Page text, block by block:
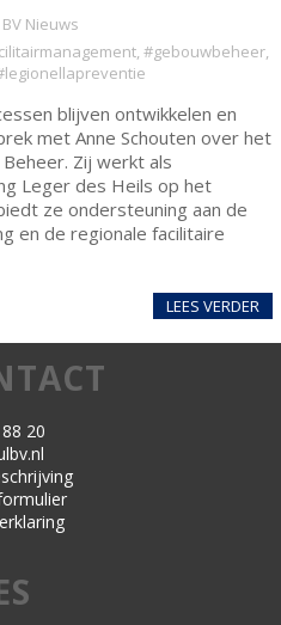
Nieuws
,#gebouwbeheer
blijven ontwikkelen en
met Anne Schouten over het
Zij werkt als
Leger des Heils op het
ze ondersteuning aan de
en de regionale facilitaire
LEES VERDER
20